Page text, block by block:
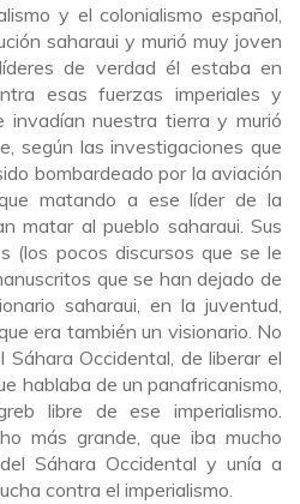
y el colonialismo español,
saharaui y murió muy joven
de verdad él estaba en
esas fuerzas imperiales y
invadían nuestra tierra y murió
según las investigaciones que
bombardeado por la aviación
matando a ese líder de la
matar al pueblo saharaui. Sus
(los pocos discursos que se le
que se han dejado de
saharaui, en la juventud,
era también un visionario. No
Occidental, de liberar el
hablaba de un panafricanismo,
libre de ese imperialismo.
más grande, que iba mucho
Sáhara Occidental y unía a
contra el imperialismo.